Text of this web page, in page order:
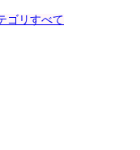
ゴリすべて